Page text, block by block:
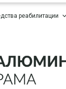
реабилитации